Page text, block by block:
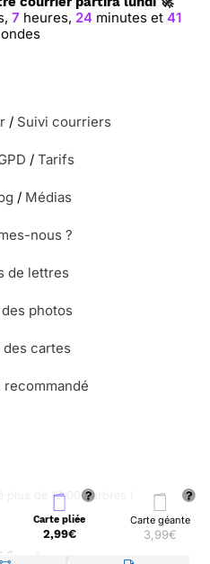
Carte pliée
2,99€
Carte géante
3,99€
7heures, 24minutes et 40
/ Suivi courriers
/ Tarifs
/ Médias
nous ?
de lettres
photos
des cartes
recommandé
de 13.000 arbres !